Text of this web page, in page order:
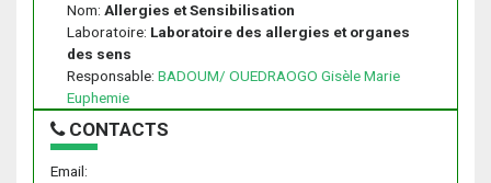
Nom: Allergies et Sensibilisation
Laboratoire: Laboratoire des allergies et organes
des sens
Responsable: BADOUM/ OUEDRAOGO Gisèle Marie
Euphemie
CONTACTS
Email: